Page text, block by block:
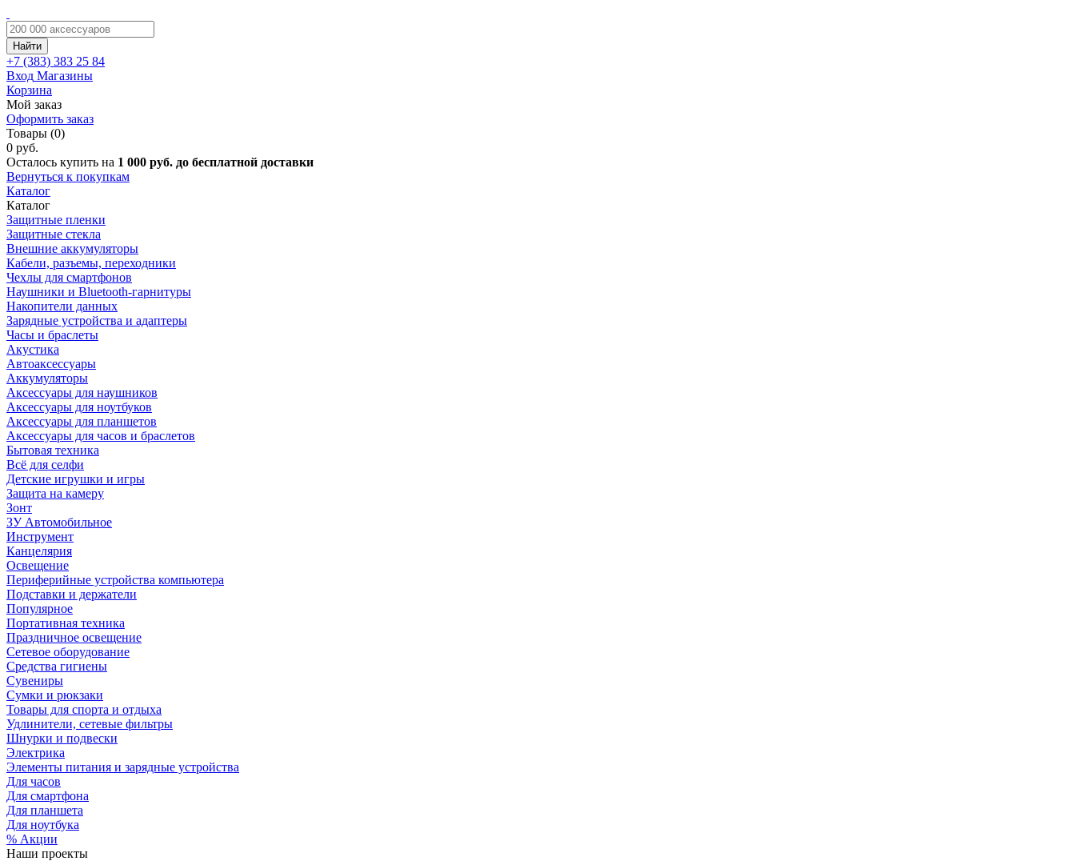
Найти
+7 (383) 383 25 84
Вход Магазины
Корзина
Мой заказ
Оформить заказ
Товары (0)
0 руб.
Осталось купить на 1 000 руб. до бесплатной доставки
Вернуться к покупкам
Каталог
Каталог
Защитные пленки
Защитные стекла
Внешние аккумуляторы
Кабели, разъемы, переходники
Чехлы для смартфонов
Наушники и Bluetooth-гарнитуры
Накопители данных
Зарядные устройства и адаптеры
Часы и браслеты
Акустика
Автоаксессуары
Аккумуляторы
Аксессуары для наушников
Аксессуары для ноутбуков
Аксессуары для планшетов
Аксессуары для часов и браслетов
Бытовая техника
Всё для селфи
Детские игрушки и игры
Защита на камеру
Зонт
ЗУ Автомобильное
Инструмент
Канцелярия
Освещение
Периферийные устройства компьютера
Подставки и держатели
Популярное
Портативная техника
Праздничное освещение
Сетевое оборудование
Средства гигиены
Сувениры
Сумки и рюкзаки
Товары для спорта и отдыха
Удлинители, сетевые фильтры
Шнурки и подвески
Электрика
Элементы питания и зарядные устройства
Для часов
Для смартфона
Для планшета
Для ноутбука
% Акции
Наши проекты